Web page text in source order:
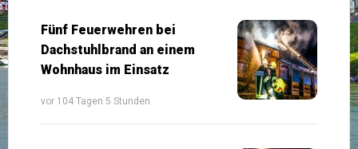
Fünf Feuerwehren bei
Dachstuhlbrand an einem
Wohnhaus im Einsatz
vor 104 Tagen 5 Stunden